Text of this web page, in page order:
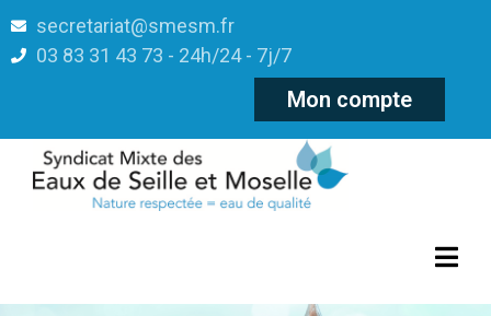
secretariat@smesm.fr
03 83 31 43 73 - 24h/24 - 7j/7
Mon compte